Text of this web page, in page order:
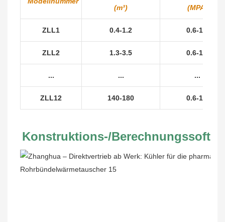
(m³)
(MPA)
ZLL1 0.4-1.2 0.6-1.0
ZLL2 1.3-3.5 0.6-1.0
... ... ...
ZLL12 140-180 0.6-1.0
Konstruktions-/